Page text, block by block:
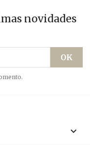
novidades
